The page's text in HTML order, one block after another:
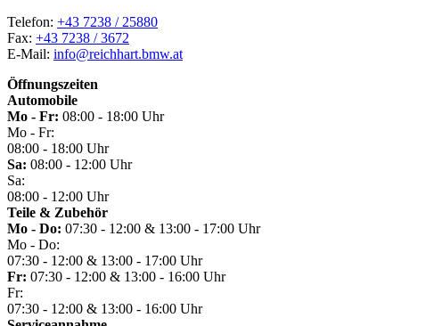
Telefon: +43 7238 / 25880
Fax: +43 7238 / 3672
E-Mail: info@reichhart.bmw.at
Öffnungszeiten
Automobile
Mo - Fr: 08:00 - 18:00 Uhr
Mo - Fr:
08:00 - 18:00 Uhr
Sa: 08:00 - 12:00 Uhr
Sa:
08:00 - 12:00 Uhr
Teile & Zubehör
Mo - Do: 07:30 - 12:00 & 13:00 - 17:00 Uhr
Mo - Do:
07:30 - 12:00 & 13:00 - 17:00 Uhr
Fr: 07:30 - 12:00 & 13:00 - 16:00 Uhr
Fr:
07:30 - 12:00 & 13:00 - 16:00 Uhr